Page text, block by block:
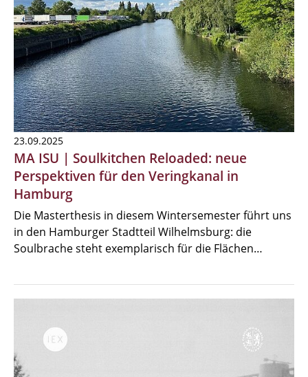
23.09.2025
MA ISU | Soulkitchen Reloaded: neue
Perspektiven für den Veringkanal in
Hamburg
Die Masterthesis in diesem Wintersemester führt uns
in den Hamburger Stadtteil Wilhelmsburg: die
Soulbrache steht exemplarisch für die Flächen…